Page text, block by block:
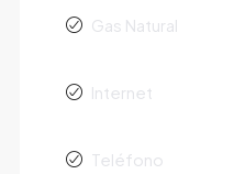
Gas Natural
Internet
Teléfono